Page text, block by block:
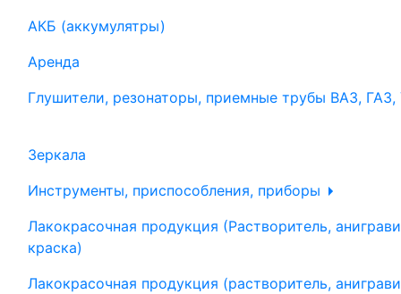
АКБ (аккумулятры)
Аренда
Глушители, резонаторы, приемные трубы ВАЗ, ГАЗ,
Зеркала
Инструменты, приспособления, приборы
Лакокрасочная продукция (Растворитель,
краска)
Лакокрасочная продукция (растворитель,